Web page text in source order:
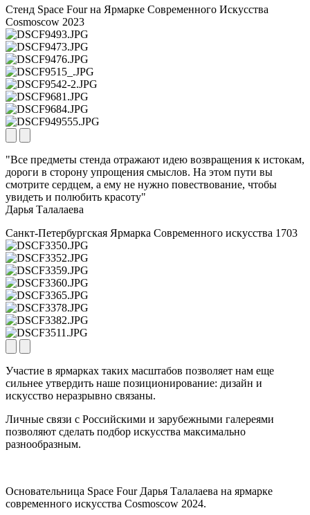
Стенд Space Four на Ярмарке Современного Искусства
Cosmoscow 2023
"Все предметы стенда отражают идею возвращения к истокам,
дороги в сторону упрощения смыслов. На этом пути вы
смотрите сердцем, а ему не нужно повествование, чтобы
увидеть и полюбить красоту"
Дарья Талалаева
Санкт-Петербургская Ярмарка Современного искусства 1703
Участие в ярмарках таких масштабов позволяет нам еще
сильнее утвердить наше позиционирование: дизайн и
искусство неразрывно связаны.
Личные связи с Российскими и зарубежными галереями
позволяют сделать подбор искусства максимально
разнообразным.
Основательница Space Four Дарья Талалаева на ярмарке
современного искусства Cosmoscow 2024.